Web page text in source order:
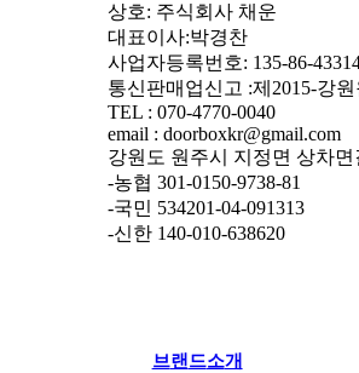
상호: 주식회사 채운
대표이사:박경찬
사업자등록번호: 135-86-
통신판매업신고 :제2015-강원
TEL : 070-4770-0040
email : doorboxkr@gmail.com
강원도 원주시 지정면 상차면
-농협 301-0150-9738-81
-국민 534201-04-091313
-신한 140-010-638620
브랜 드소개